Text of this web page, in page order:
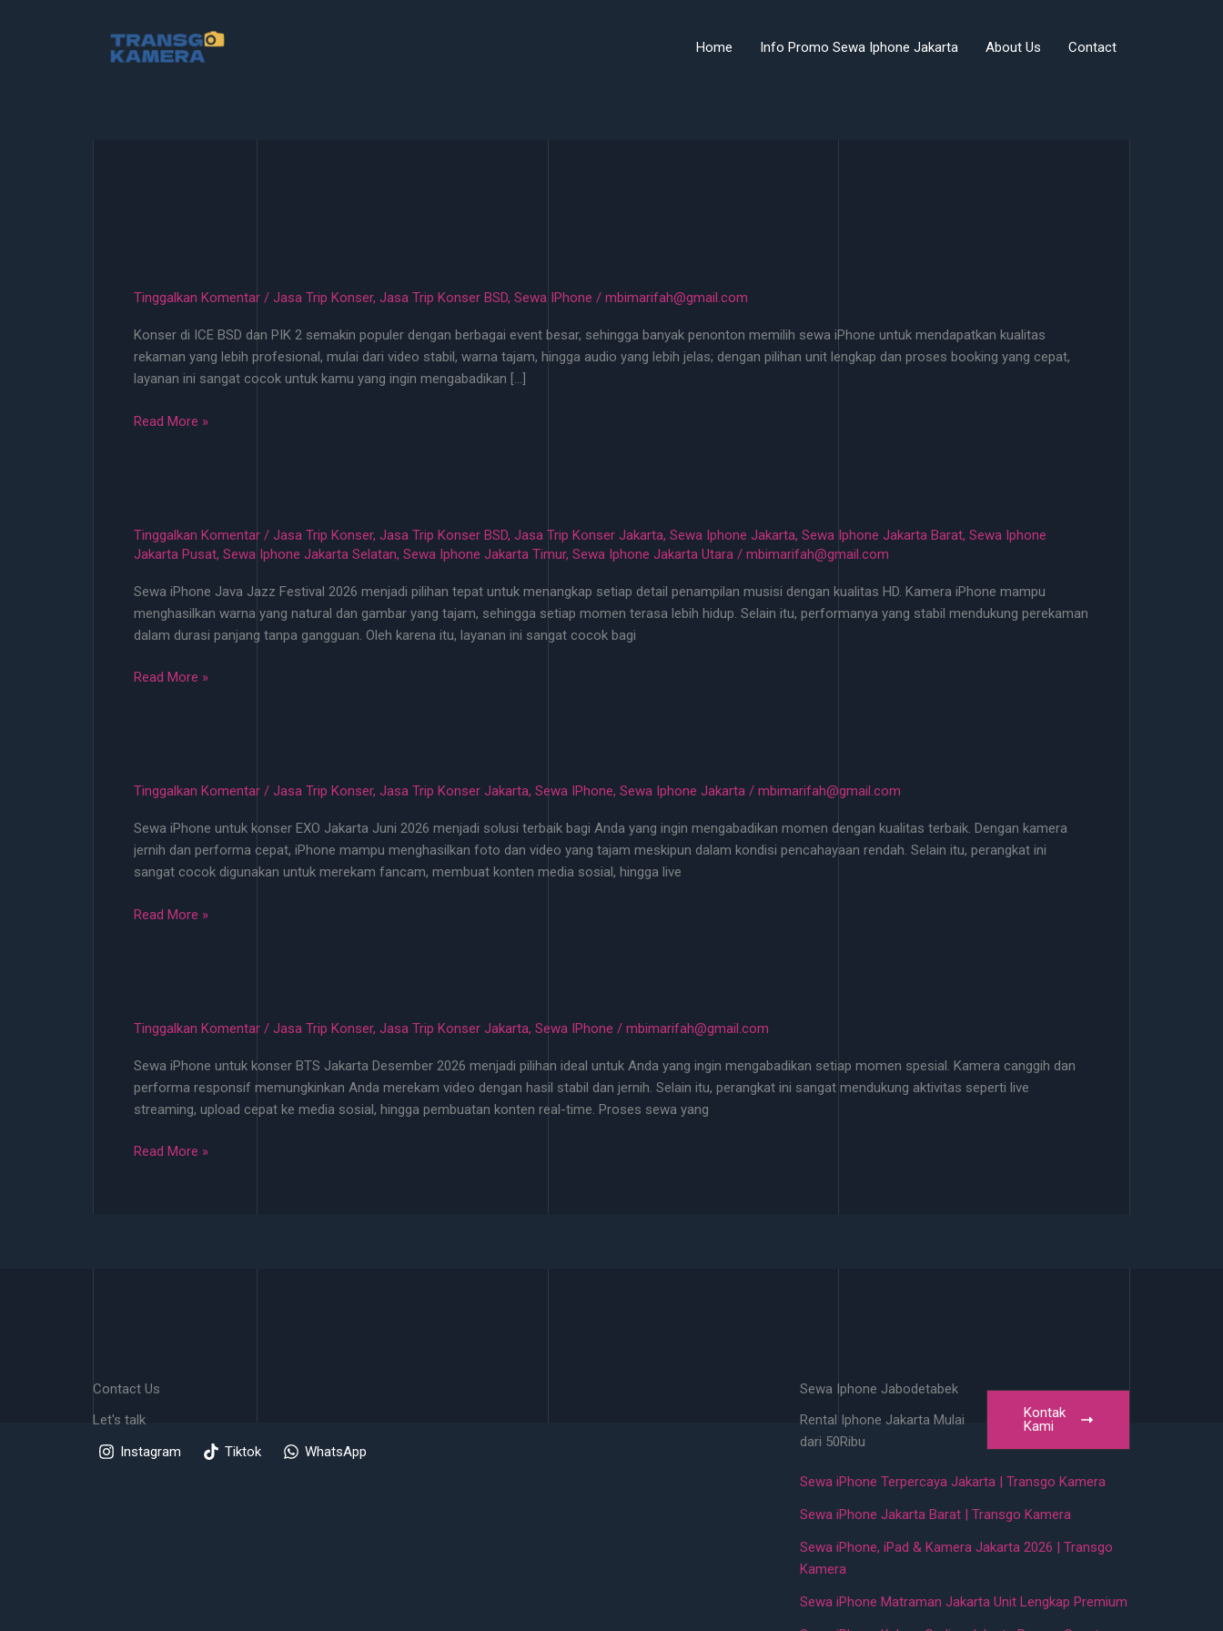
Home Info Promo Sewa Iphone Jakarta About Us Contact
Tinggalkan Komentar / Jasa Trip Konser, Jasa Trip Konser BSD, Sewa IPhone / mbimarifah@gmail.com
Konser di ICE BSD dan PIK 2 semakin populer dengan berbagai event besar, sehingga banyak penonton memilih sewa iPhone untuk mendapatkan kualitas
rekaman yang lebih profesional, mulai dari video stabil, warna tajam, hingga audio yang lebih jelas; dengan pilihan unit lengkap dan proses booking yang cepat,
layanan ini sangat cocok untuk kamu yang ingin mengabadikan […]
Sewa
&
PIK
Proses
Cepat
Read More »
Tinggalkan Komentar / Jasa Trip Konser, Jasa Trip Konser BSD, Jasa Trip Konser Jakarta, Sewa Iphone Jakarta, Sewa Iphone Jakarta Barat, Sewa Iphone
Jakarta Pusat, Sewa Iphone Jakarta Selatan, Sewa Iphone Jakarta Timur, Sewa Iphone Jakarta Utara / mbimarifah@gmail.com
Sewa iPhone Java Jazz Festival 2026 menjadi pilihan tepat untuk menangkap setiap detail penampilan musisi dengan kualitas HD. Kamera iPhone mampu
menghasilkan warna yang natural dan gambar yang tajam, sehingga setiap momen terasa lebih hidup. Selain itu, performanya yang stabil mendukung perekaman
dalam durasi panjang tanpa gangguan. Oleh karena itu, layanan ini sangat cocok bagi
Sewa
2026
Kamera
HD
Read More »
Tinggalkan Komentar / Jasa Trip Konser, Jasa Trip Konser Jakarta, Sewa IPhone, Sewa Iphone Jakarta / mbimarifah@gmail.com
Sewa iPhone untuk konser EXO Jakarta Juni 2026 menjadi solusi terbaik bagi Anda yang ingin mengabadikan momen dengan kualitas terbaik. Dengan kamera
jernih dan performa cepat, iPhone mampu menghasilkan foto dan video yang tajam meskipun dalam kondisi pencahayaan rendah. Selain itu, perangkat ini
sangat cocok digunakan untuk merekam fancam, membuat konten media sosial, hingga live
Sewa
–
2026
Read More »
Tinggalkan Komentar / Jasa Trip Konser, Jasa Trip Konser Jakarta, Sewa IPhone / mbimarifah@gmail.com
Sewa iPhone untuk konser BTS Jakarta Desember 2026 menjadi pilihan ideal untuk Anda yang ingin mengabadikan setiap momen spesial. Kamera canggih dan
performa responsif memungkinkan Anda merekam video dengan hasil stabil dan jernih. Selain itu, perangkat ini sangat mendukung aktivitas seperti live
streaming, upload cepat ke media sosial, hingga pembuatan konten real-time. Proses sewa yang
Sewa
Read More »
Contact Us
Let's talk
Instagram
Tiktok WhatsApp
Sewa Iphone Jabodetabek
Rental Iphone Jakarta Mulai
dari 50Ribu
Kontak
Kami
Sewa iPhone Terpercaya Jakarta | Transgo Kamera
Sewa iPhone Jakarta Barat | Transgo Kamera
Sewa iPhone, iPad & Kamera Jakarta 2026 | Transgo
Kamera
Sewa iPhone Matraman Jakarta Unit Lengkap Premium